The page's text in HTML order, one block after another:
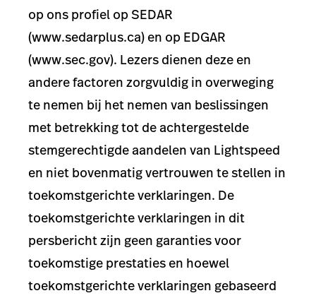
op ons profiel op SEDAR
(www.sedarplus.ca) en op EDGAR
(www.sec.gov). Lezers dienen deze en
andere factoren zorgvuldig in overweging
te nemen bij het nemen van beslissingen
met betrekking tot de achtergestelde
stemgerechtigde aandelen van Lightspeed
en niet bovenmatig vertrouwen te stellen in
toekomstgerichte verklaringen. De
toekomstgerichte verklaringen in dit
persbericht zijn geen garanties voor
toekomstige prestaties en hoewel
toekomstgerichte verklaringen gebaseerd